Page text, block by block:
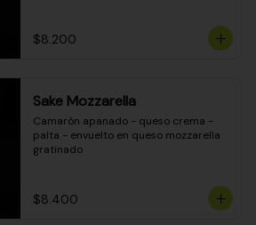
$8.200
Sake Mozzarella
Camarón apanado - queso crema -
palta - envuelto en queso mozzarella
gratinado
$8.400